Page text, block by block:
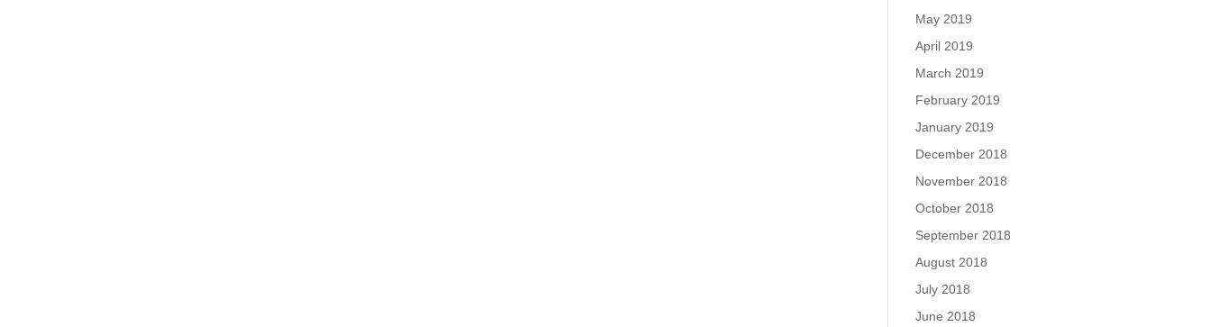
May 2019
April 2019
March 2019
February 2019
January 2019
December 2018
November 2018
October 2018
September 2018
August 2018
July 2018
June 2018